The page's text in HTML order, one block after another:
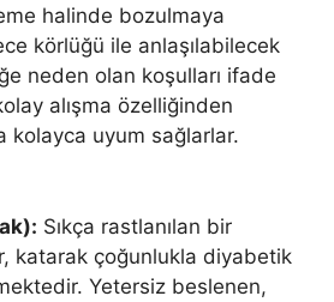
halinde bozulmaya
körlüğü ile anlaşılabilecek
neden olan koşulları ifade
alışma özelliğinden
kolayca uyum sağlarlar.
Sıkça rastlanılan bir
katarak çoğunlukla diyabetik
Yetersiz beslenen,